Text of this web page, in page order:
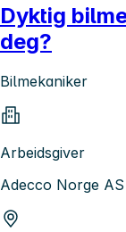
Dyktig
deg?
Bilmekaniker
Arbeidsgiver
Adecco Norge AS